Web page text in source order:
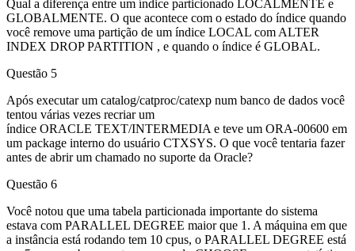
Qual a diferença entre um índice particionado LOCALMENTE e
GLOBALMENTE. O que acontece com o estado do índice quando
você remove uma partição de um índice LOCAL com ALTER
INDEX DROP PARTITION , e quando o índice é GLOBAL.
Questão 5
Após executar um catalog/catproc/catexp num banco de dados você
tentou várias vezes recriar um
índice ORACLE TEXT/INTERMEDIA e teve um ORA-00600 em
um package interno do usuário CTXSYS. O que você tentaria fazer
antes de abrir um chamado no suporte da Oracle?
Questão 6
Você notou que uma tabela particionada importante do sistema
estava com PARALLEL DEGREE maior que 1. A máquina em que
a instância está rodando tem 10 cpus, o PARALLEL DEGREE está